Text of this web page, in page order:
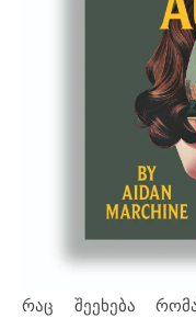
რაც შეეხება